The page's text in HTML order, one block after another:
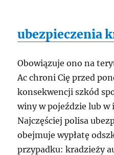
ubezpieczenia
Obowiązuje ono na
Ac chroni Cię przed
konsekwencji szkód
winy w pojeździe lub
Najczęściej polisa
obejmuje wypłatę
przypadku: kradzieży